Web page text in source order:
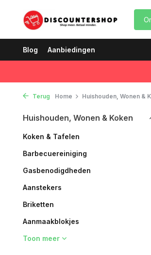
Blog Aanbiedingen
vóór 12:00 uur, de volgende dag
Terug Home Huishouden, Wonen &
Huishouden, Wonen & Koken
Koken & Tafelen
Barbecuereiniging
Gasbenodigdheden
Aanstekers
Briketten
Aanmaakblokjes
Toon meer